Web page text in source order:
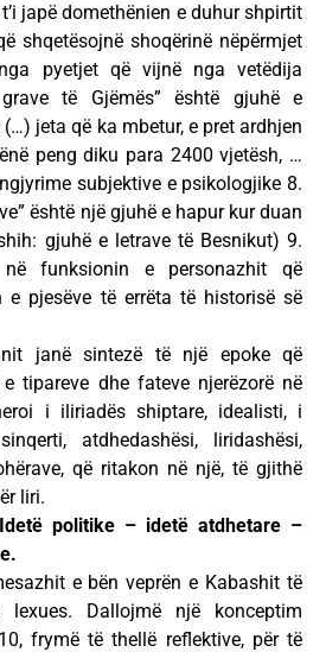
japë domethënien e duhur shpirtit
shqetësojnë shoqërinë nëpërmjet
pyetjet që vijnë nga vetëdija
të Gjëmës” është gjuhë e
jeta që ka mbetur, e pret ardhjen
peng diku para 2400 vjetësh, …
subjektive e psikologjike 8.
është një gjuhë e hapur kur duan
gjuhë e letrave të Besnikut) 9.
funksionin e personazhit që
e pjesëve të errëta të historisë së
janë sintezë të një epoke që
tipareve dhe fateve njerëzorë në
i iliriadës shiptare, idealisti, i
atdhedashësi, liridashësi,
që ritakon në një, të gjithë
liri.
politike – idetë atdhetare –
e bën veprën e Kabashit të
lexues. Dallojmë një konceptim
frymë të thellë reflektive, për të